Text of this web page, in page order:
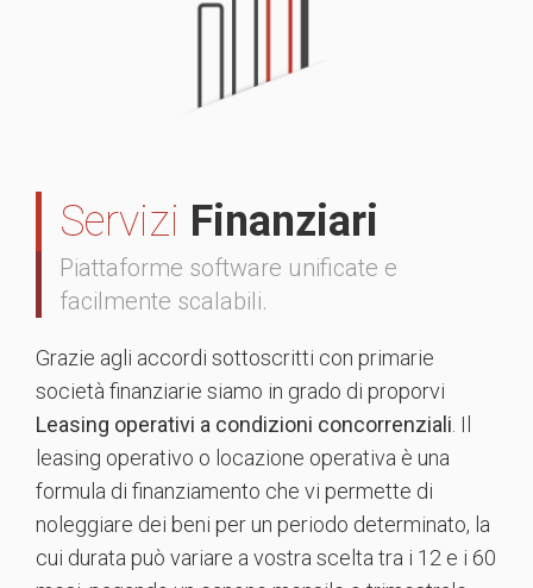
Servizi Finanziari
Piattaforme software unificate e
facilmente scalabili.
Grazie agli accordi sottoscritti con primarie
società finanziarie siamo in grado di proporvi
Leasing operativi a condizioni concorrenziali . Il
leasing operativo o locazione operativa è una
formula di finanziamento che vi permette di
noleggiare dei beni per un periodo determinato, la
cui durata può variare a vostra scelta tra i 12 e i 60